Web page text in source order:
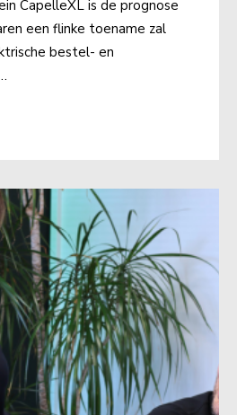
CapelleXL is de prognose
een flinke toename zal
bestel- en